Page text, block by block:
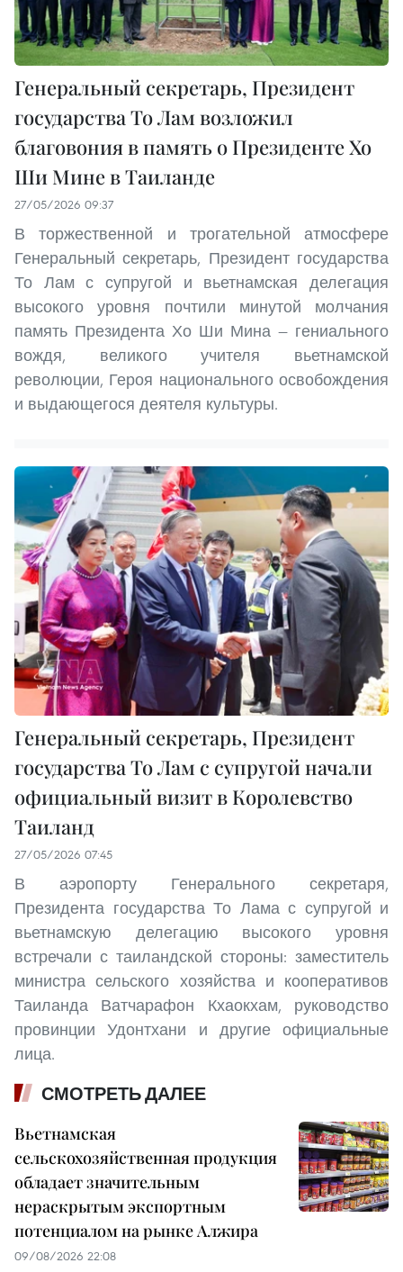
Генеральный секретарь, Президент
государства То Лам возложил
благовония в память о Президенте Хо
Ши Мине в Таиланде
27/05/2026 09:37
В торжественной и трогательной атмосфере
Генеральный секретарь, Президент государства
То Лам с супругой и вьетнамская делегация
высокого уровня почтили минутой молчания
память Президента Хо Ши Мина — гениального
вождя, великого учителя вьетнамской
революции, Героя национального освобождения
и выдающегося деятеля культуры.
Генеральный секретарь, Президент
государства То Лам с супругой начали
официальный визит в Королевство
Таиланд
27/05/2026 07:45
В аэропорту Генерального секретаря,
Президента государства То Лама с супругой и
вьетнамскую делегацию высокого уровня
встречали с таиландской стороны: заместитель
министра сельского хозяйства и кооперативов
Таиланда Ватчарафон Кхаокхам, руководство
провинции Удонтхани и другие официальные
лица.
СМОТРЕТЬ ДАЛЕЕ
Вьетнамская
сельскохозяйственная продукция
обладает значительным
нераскрытым экспортным
потенциалом на рынке Алжира
09/08/2026 22:08